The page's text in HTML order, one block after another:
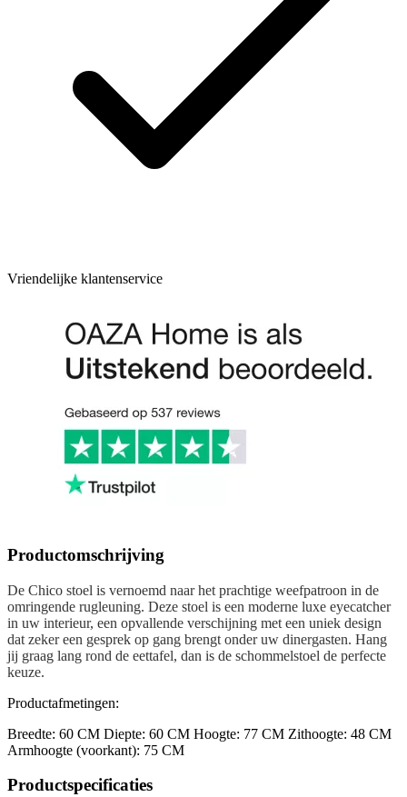
Vriendelijke klantenservice
Productomschrijving
De Chico stoel is vernoemd naar het prachtige weefpatroon in de
omringende rugleuning. Deze stoel is een moderne luxe eyecatcher
in uw interieur, een opvallende verschijning met een uniek design
dat zeker een gesprek op gang brengt onder uw dinergasten. Hang
jij graag lang rond de eettafel, dan is de schommelstoel de perfecte
keuze.
Productafmetingen:
Breedte: 60 CM Diepte: 60 CM Hoogte: 77 CM Zithoogte: 48 CM
Armhoogte (voorkant): 75 CM
Productspecificaties